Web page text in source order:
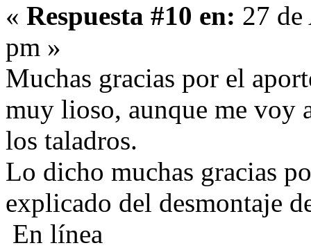
« Respuesta #10 en: 27
pm »
Muchas gracias por el
muy lioso, aunque me voy
los taladros.
Lo dicho muchas gracias
explicado del desmontaje
En línea